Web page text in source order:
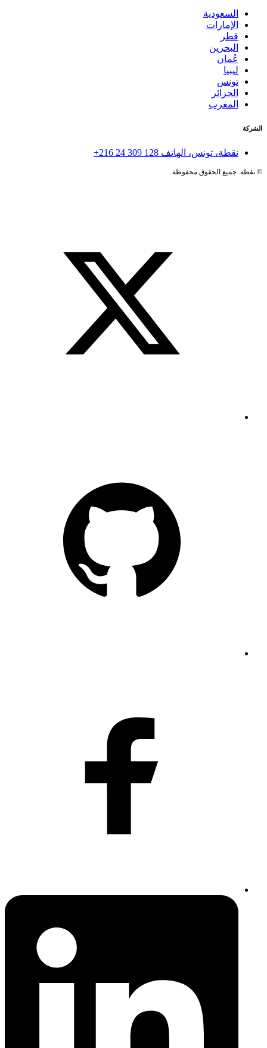
السعودية
الإمارات
قطر
البحرين
عُمان
ليبيا
تونس
الجزائر
المغرب
الشركة
نقطة، تونس، الهاتف+216 24 309 128
©نقطة. جميع الحقوق محفوظة.